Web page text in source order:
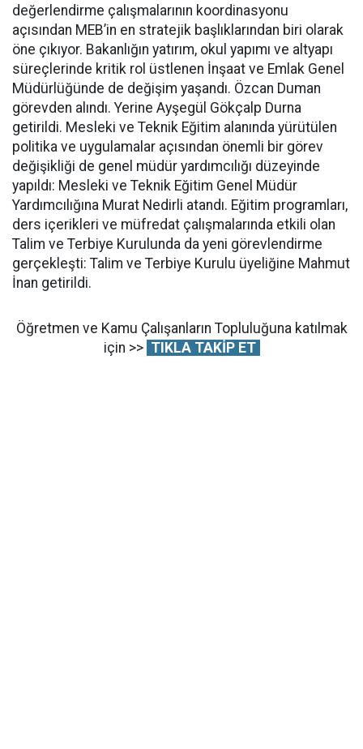
değerlendirme çalışmalarının koordinasyonu
açısından MEB’in en stratejik başlıklarından biri olarak
öne çıkıyor. Bakanlığın yatırım, okul yapımı ve altyapı
süreçlerinde kritik rol üstlenen İnşaat ve Emlak Genel
Müdürlüğünde de değişim yaşandı. Özcan Duman
görevden alındı. Yerine Ayşegül Gökçalp Durna
getirildi. Mesleki ve Teknik Eğitim alanında yürütülen
politika ve uygulamalar açısından önemli bir görev
değişikliği de genel müdür yardımcılığı düzeyinde
yapıldı: Mesleki ve Teknik Eğitim Genel Müdür
Yardımcılığına Murat Nedirli atandı. Eğitim programları,
ders içerikleri ve müfredat çalışmalarında etkili olan
Talim ve Terbiye Kurulunda da yeni görevlendirme
gerçekleşti: Talim ve Terbiye Kurulu üyeliğine Mahmut
İnan getirildi.
Öğretmen ve Kamu Çalışanların Topluluğuna katılmak
için >> TIKLA TAKİP ET